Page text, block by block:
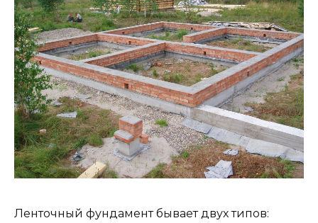
Ленточный фундамент бывает двух типов: